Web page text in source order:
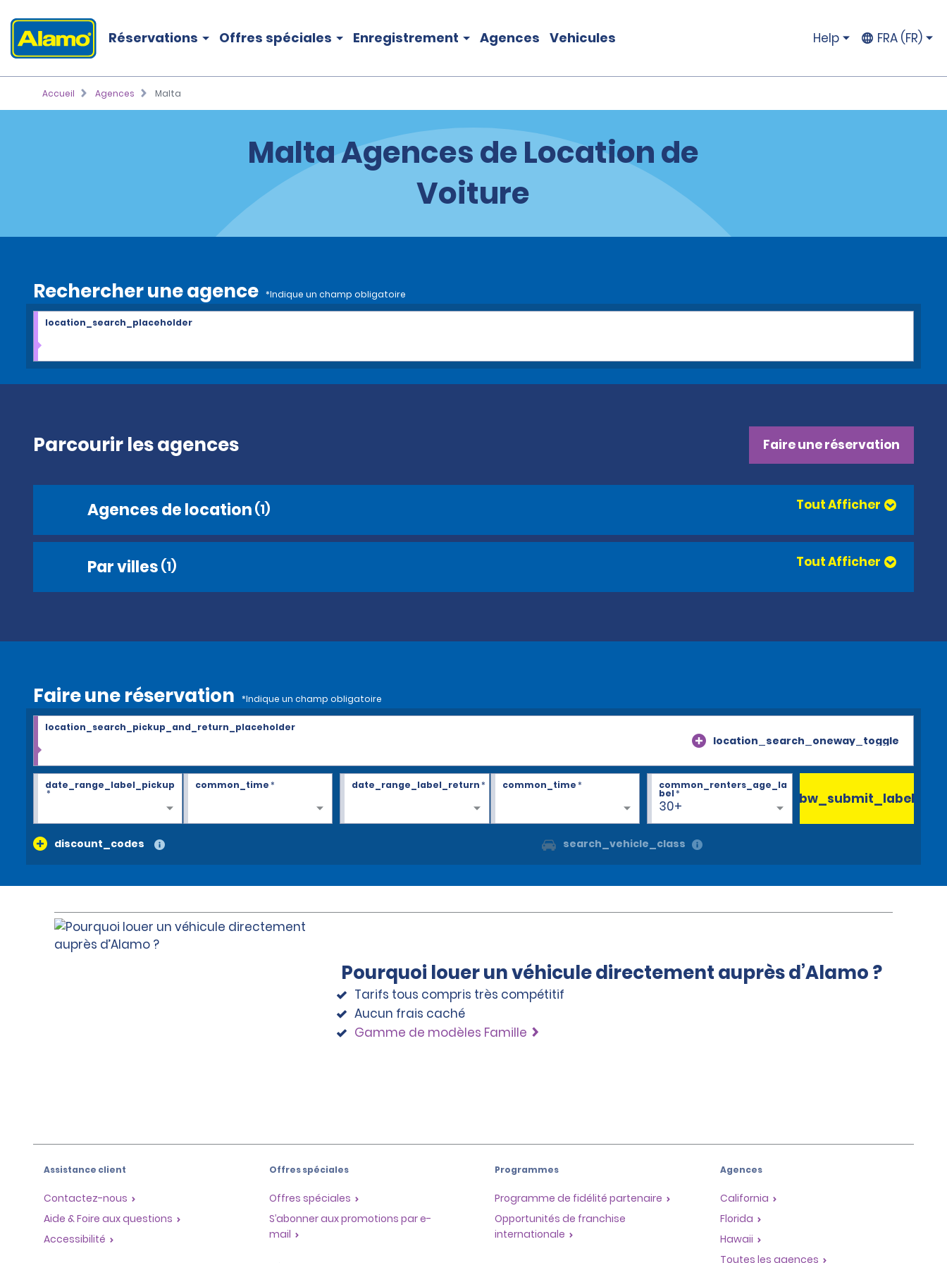
Réservations Offres spéciales Enregistrement Agences Vehicules Help FRA (FR)
Accueil Agences Malta
Malta Agences de Location de
Voiture
Rechercher une agence *Indique un champ obligatoire
location_search_placeholder
Parcourir les agences Faire une réservation
Agences de location (1) Tout Afficher
Par villes (1) Tout Afficher
Faire une réservation *Indique un champ obligatoire
location_search_oneway_toggle
location_search_pickup_and_return_placeholder
date_range_label_pickup
*
common_time* date_range_label_return * common_time*
30+
common_renters_age_la
bel*
discount_codes search_vehicle_class
bw_submit_label
Pourquoi louer un véhicule directement auprès d’Alamo ?
Tarifs tous compris très compétitif
Aucun frais caché
Gamme de modèles Famille
Assistance client
Contactez-nous
Aide & Foire aux questions
Accessibilité
Offres spéciales
Offres spéciales
S’abonner aux promotions par e-
mail
Programmes
Programme de fidélité partenaire
Opportunités de franchise
internationale
Agences
California
Florida
Hawaii
Toutes les agences